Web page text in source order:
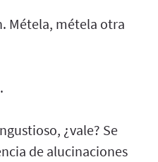
Métela, métela otra
¿vale? Se
de alucinaciones